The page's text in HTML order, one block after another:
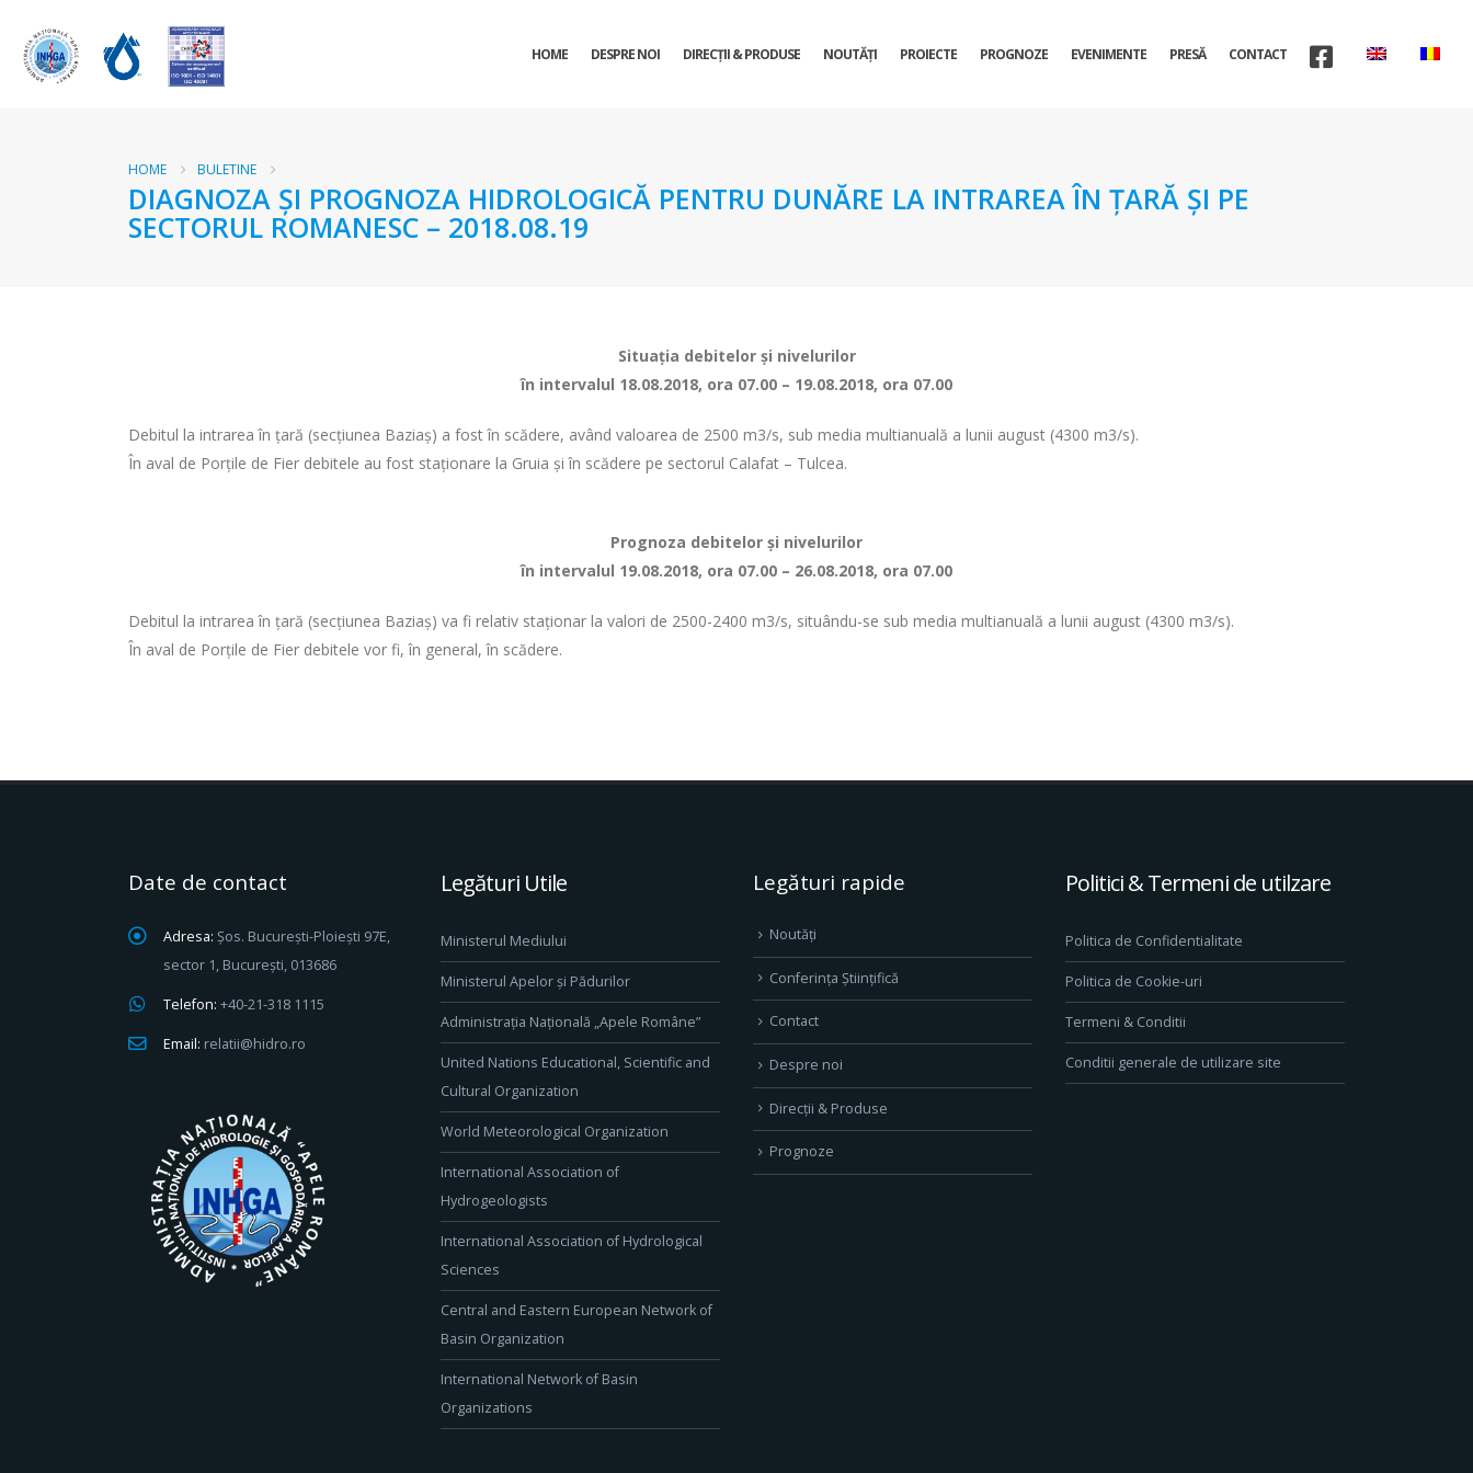
HOME DESPRE NOI DIRECŢII & PRODUSE NOUTĂȚI PROIECTE PROGNOZE EVENIMENTE PRESĂ CONTACT
HOME BULETINE
DIAGNOZA ŞI PROGNOZA HIDROLOGICĂ PENTRU DUNĂRE LA INTRAREA ÎN ŢARĂ ŞI PE
SECTORUL ROMANESC – 2018.08.19
Situaţia debitelor şi nivelurilor
în intervalul 18.08.2018, ora 07.00 – 19.08.2018, ora 07.00
Debitul la intrarea în ţară (secţiunea Baziaş) a fost în scădere, având valoarea de 2500 m3/s, sub media multianuală a lunii august (4300 m3/s).
În aval de Porţile de Fier debitele au fost staționare la Gruia și în scădere pe sectorul Calafat – Tulcea.
Prognoza debitelor şi nivelurilor
în intervalul 19.08.2018, ora 07.00 – 26.08.2018, ora 07.00
Debitul la intrarea în ţară (secţiunea Baziaş) va fi relativ staționar la valori de 2500-2400 m3/s, situându-se sub media multianuală a lunii august (4300 m3/s).
În aval de Porţile de Fier debitele vor fi, în general, în scădere.
Date de contact
Adresa: Șos. București-Ploiești 97E,
sector 1, București, 013686
Telefon: +40-21-318 1115
Email: relatii@hidro.ro
Legături Utile
Ministerul Mediului
Ministerul Apelor și Pădurilor
Administrația Națională „Apele Române”
United Nations Educational, Scientific and
Cultural Organization
World Meteorological Organization
International Association of
Hydrogeologists
International Association of Hydrological
Sciences
Central and Eastern European Network of
Basin Organization
International Network of Basin
Organizations
Legături rapide
Noutăți
Conferința Științifică
Contact
Despre noi
Direcţii & Produse
Prognoze
Politici & Termeni de utilzare
Politica de Confidentialitate
Politica de Cookie-uri
Termeni & Conditii
Conditii generale de utilizare site